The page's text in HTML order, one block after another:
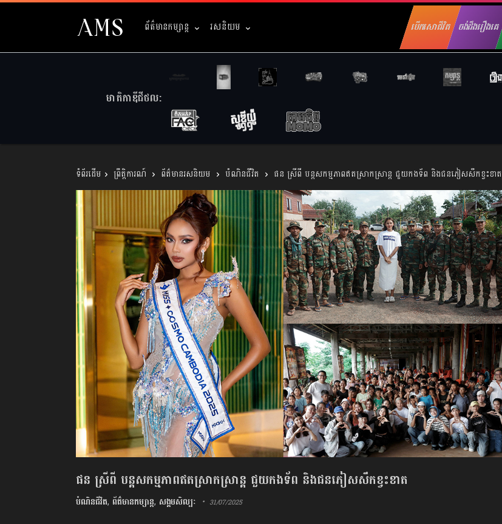
ព័ត៌មានកម្សាន្ត រសនិយម បើកសោជីវិត ចង់ដឹងរឿងគេ
មាតិកាឌីជីថល:
ព្រឹត្តិការណ៍ ព័ត៌មានរសនិយម បំណិនជីវិត ផន ស្រីពី បន្តសកម្មភាពឥតស្រាកស្រាន្ត ជួយកងទ័ព និងជនភៀសសឹកខ្វះខាត
ផន ស្រីពី បន្តសកម្មភាពឥតស្រាកស្រាន្ត ជួយកងទ័ព និងជនភៀសសឹកខ្វះខាត
បំណិនជីវិត, ព័ត៌មានកម្សាន្ត, សង្គមសិល្បៈ 31/07/2025